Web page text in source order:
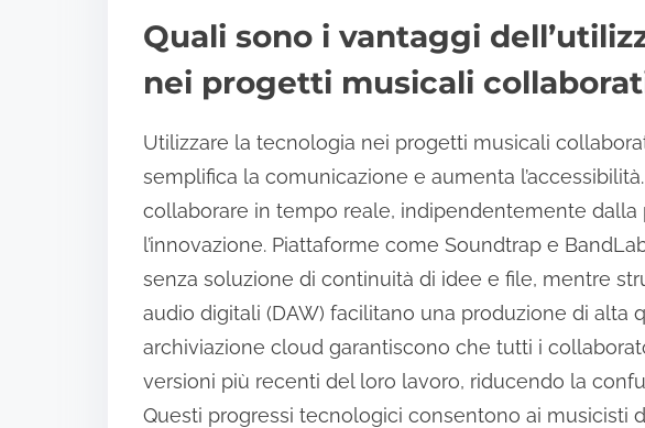
Quali sono i vantaggi
nei progetti musicali
Utilizzare la tecnologia nei progetti musicali
semplifica la comunicazione e aumenta
collaborare in tempo reale, indipendentemente dalla
l’innovazione. Piattaforme come Soundtrap e
senza soluzione di continuità di idee e file, mentre
audio digitali (DAW) facilitano una produzione di alta
archiviazione cloud garantiscono che tutti i
versioni più recenti del loro lavoro, riducendo la
Questi progressi tecnologici consentono ai musicisti